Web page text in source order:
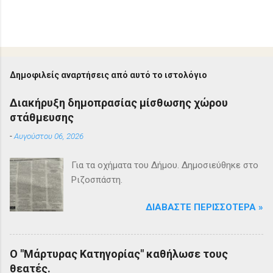
Δημοφιλείς αναρτήσεις από αυτό το ιστολόγιο
Διακήρυξη δημοπρασίας μίσθωσης χώρου
στάθμευσης
-Αυγούστου 06, 2026
Για τα οχήματα του Δήμου. Δημοσιεύθηκε στο
Ριζοσπάστη.
ΔΙΑΒΆΣΤΕ ΠΕΡΙΣΣΌΤΕΡΑ »
Ο "Μάρτυρας Κατηγορίας" καθήλωσε τους
θεατές.